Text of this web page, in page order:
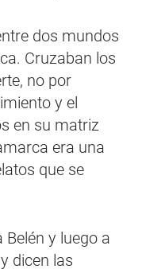
dos mundos
Cruzaban los
no por
y el
en su matriz
era una
que se
y luego a
dicen las